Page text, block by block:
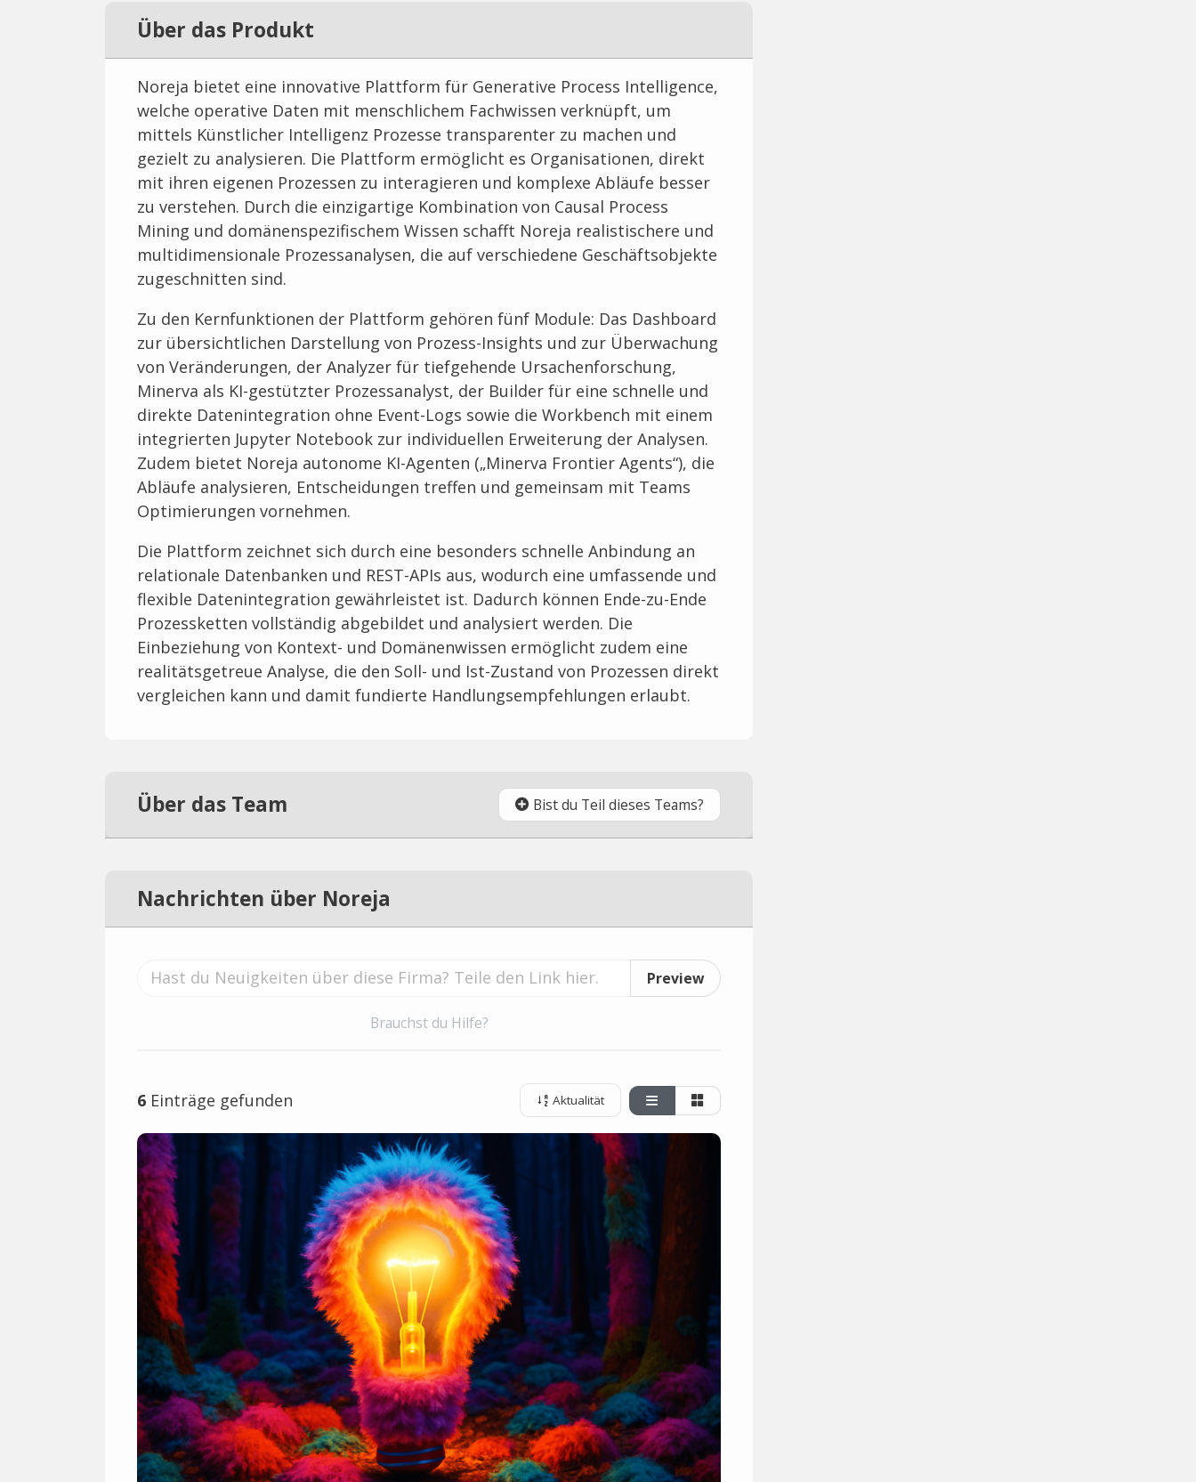
Über das Produkt
Noreja bietet eine innovative Plattform für Generative Process Intelligence,
welche operative Daten mit menschlichem Fachwissen verknüpft, um
mittels Künstlicher Intelligenz Prozesse transparenter zu machen und
gezielt zu analysieren. Die Plattform ermöglicht es Organisationen, direkt
mit ihren eigenen Prozessen zu interagieren und komplexe Abläufe besser
zu verstehen. Durch die einzigartige Kombination von Causal Process
Mining und domänenspezifischem Wissen schafft Noreja realistischere und
multidimensionale Prozessanalysen, die auf verschiedene Geschäftsobjekte
zugeschnitten sind.
Zu den Kernfunktionen der Plattform gehören fünf Module: Das Dashboard
zur übersichtlichen Darstellung von Prozess-Insights und zur Überwachung
von Veränderungen, der Analyzer für tiefgehende Ursachenforschung,
Minerva als KI-gestützter Prozessanalyst, der Builder für eine schnelle und
direkte Datenintegration ohne Event-Logs sowie die Workbench mit einem
integrierten Jupyter Notebook zur individuellen Erweiterung der Analysen.
Zudem bietet Noreja autonome KI-Agenten („Minerva Frontier Agents“), die
Abläufe analysieren, Entscheidungen treffen und gemeinsam mit Teams
Optimierungen vornehmen.
Die Plattform zeichnet sich durch eine besonders schnelle Anbindung an
relationale Datenbanken und REST-APIs aus, wodurch eine umfassende und
flexible Datenintegration gewährleistet ist. Dadurch können Ende-zu-Ende
Prozessketten vollständig abgebildet und analysiert werden. Die
Einbeziehung von Kontext- und Domänenwissen ermöglicht zudem eine
realitätsgetreue Analyse, die den Soll- und Ist-Zustand von Prozessen direkt
vergleichen kann und damit fundierte Handlungsempfehlungen erlaubt.
Über das Team Bist du Teil dieses Teams?
Nachrichten über Noreja
Preview
Brauchst du Hilfe?
6 Einträge gefunden Aktualität